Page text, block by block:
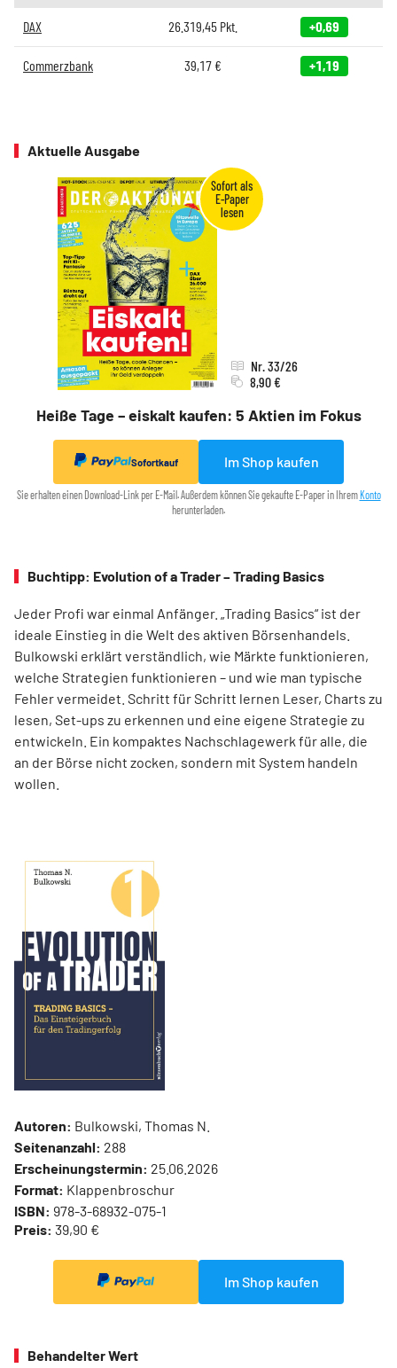
DAX 26.319,45Pkt. +0,69
Commerzbank 39,17€ +1,19
Aktuelle Ausgabe
Heiße Tage – eiskalt kaufen: 5 Aktien im Fokus
Nr. 33/26
8,90 €
Sofortkauf Im Shop kaufen
Sie erhalten einen Download-Link per E-Mail. Außerdem können Sie gekaufte E-Paper in Ihrem Konto
herunterladen.
Buchtipp: Evolution of a Trader – Trading Basics
Jeder Profi war einmal Anfänger. „Trading Basics“ ist der
ideale Einstieg in die Welt des aktiven Börsenhandels.
Bulkowski erklärt verständlich, wie Märkte funktionieren,
welche Strategien funktionieren – und wie man typische
Fehler vermeidet. Schritt für Schritt lernen Leser, Charts zu
lesen, Set-ups zu erkennen und eine eigene Strategie zu
entwickeln. Ein kompaktes Nachschlagewerk für alle, die
an der Börse nicht zocken, sondern mit System handeln
wollen.
Autoren: Bulkowski, Thomas N.
Seitenanzahl: 288
Erscheinungstermin: 25.06.2026
Format: Klappenbroschur
ISBN: 978-3-68932-075-1
Preis: 39,90 €
Im Shop kaufen
Behandelter Wert